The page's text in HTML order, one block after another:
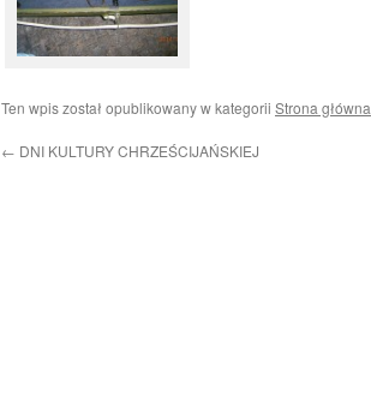
Ten wpis został opublikowany w kategorii Strona główna
← DNI KULTURY CHRZEŚCIJAŃSKIEJ